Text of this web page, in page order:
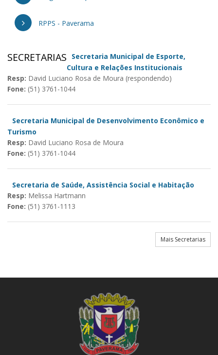
RPPS - Paverama
SECRETARIAS
Secretaria Municipal de Esporte,
Cultura e Relações Institucionais
Resp: David Luciano Rosa de Moura (respondendo)
Fone: (51) 3761-1044
Secretaria Municipal de Desenvolvimento Econômico e
Turismo
Resp: David Luciano Rosa de Moura
Fone: (51) 3761-1044
Secretaria de Saúde, Assistência Social e Habitação
Resp: Melissa Hartmann
Fone: (51) 3761-1113
Mais Secretarias